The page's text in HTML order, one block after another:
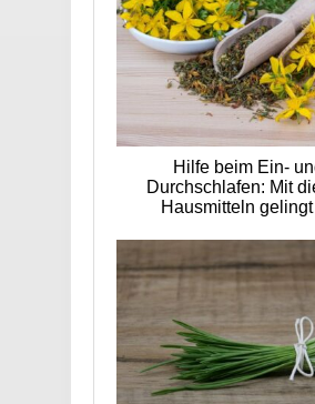
Hilfe beim Ein-
Durchschlafen: Mit
Hausmitteln